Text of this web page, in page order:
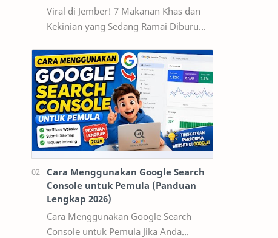
Viral di Jember! 7 Makanan Khas dan
Kekinian yang Sedang Ramai Diburu
sebagai kota pendidikan dan pusat
ekonomi…
Cara Menggunakan Google Search
Console untuk Pemula (Panduan
Lengkap 2026)
Cara Menggunakan Google Search
Console untuk Pemula Jika Anda